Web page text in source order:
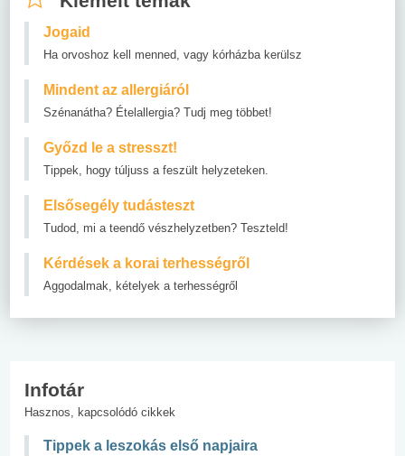
Jogaid
Ha orvoshoz kell menned, vagy kórházba kerülsz
Mindent az allergiáról
Szénanátha? Ételallergia? Tudj meg többet!
Győzd le a stresszt!
Tippek, hogy túljuss a feszült helyzeteken.
Elsősegély tudásteszt
Tudod, mi a teendő vészhelyzetben? Teszteld!
Kérdések a korai terhességről
Aggodalmak, kételyek a terhességről
Infotár
Hasznos, kapcsolódó cikkek
Tippek a leszokás első napjaira